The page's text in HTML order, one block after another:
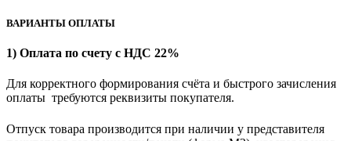
ВАРИАНТЫ ОПЛАТЫ
1) Оплата по счету с НДС 22%
Для корректного формирования счёта и быстрого зачисления
оплаты требуются реквизиты покупателя.
Отпуск товара производится при наличии у представителя